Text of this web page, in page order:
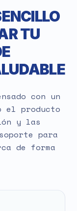
TU
con un
el producto
y las
para
de forma